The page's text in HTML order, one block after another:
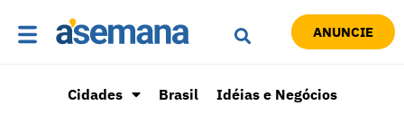
ANUNCIE
Cidades Brasil Idéias e Negócios